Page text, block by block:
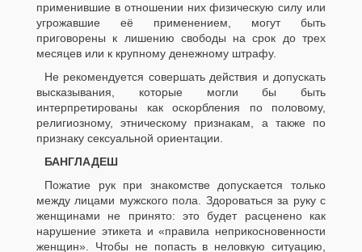
применившие в отношении них физическую силу или
угрожавшие её применением, могут быть
приговорены к лишению свободы на срок до трех
месяцев или к крупному денежному штрафу.
Не рекомендуется совершать действия и допускать
высказывания, которые могли бы быть
интерпретированы как оскорбления по половому,
религиозному, этническому признакам, а также по
признаку сексуальной ориентации.
БАНГЛАДЕШ
Пожатие рук при знакомстве допускается только
между лицами мужского пола. Здороваться за руку с
женщинами не принято: это будет расценено как
нарушение этикета и «правила неприкосновенности
женщин». Чтобы не попасть в неловкую ситуацию,